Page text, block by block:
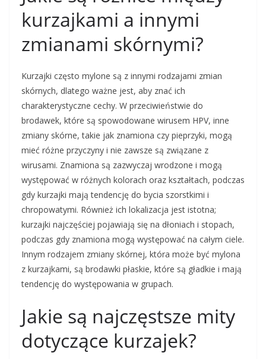
kurzajkami a innymi
zmianami skórnymi?
Kurzajki często mylone są z innymi rodzajami zmian
skórnych, dlatego ważne jest, aby znać ich
charakterystyczne cechy. W przeciwieństwie do
brodawek, które są spowodowane wirusem HPV, inne
zmiany skórne, takie jak znamiona czy pieprzyki, mogą
mieć różne przyczyny i nie zawsze są związane z
wirusami. Znamiona są zazwyczaj wrodzone i mogą
występować w różnych kolorach oraz kształtach, podczas
gdy kurzajki mają tendencję do bycia szorstkimi i
chropowatymi. Również ich lokalizacja jest istotna;
kurzajki najczęściej pojawiają się na dłoniach i stopach,
podczas gdy znamiona mogą występować na całym ciele.
Innym rodzajem zmiany skórnej, która może być mylona
z kurzajkami, są brodawki płaskie, które są gładkie i mają
tendencję do występowania w grupach.
Jakie są najczęstsze mity
dotyczące kurzajek?